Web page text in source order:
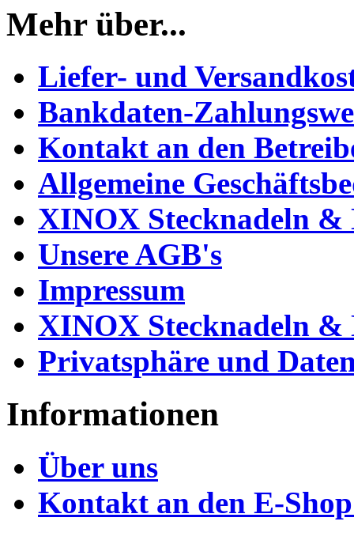
Mehr über...
Liefer- und
Bankdaten-
Kontakt an den
Allgemeine
XINOX Stecknadeln
Unsere AGB's
Impressum
XINOX Stecknadeln
Privatsphäre und
Informationen
Über uns
Kontakt an den E-